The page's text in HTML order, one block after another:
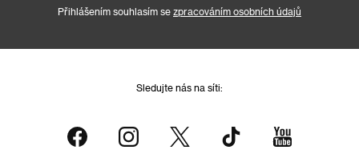
Přihlášením souhlasím se zpracováním osobních údajů
Sledujte nás na síti: